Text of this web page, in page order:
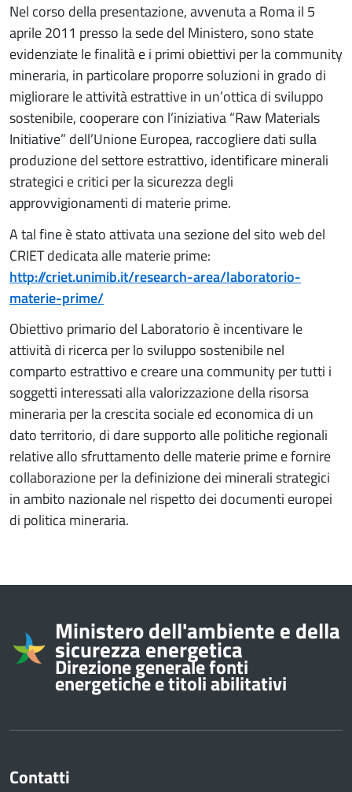
Nel corso della presentazione, avvenuta a Roma il 5
aprile 2011 presso la sede del Ministero, sono state
evidenziate le finalità e i primi obiettivi per la community
mineraria, in particolare proporre soluzioni in grado di
migliorare le attività estrattive in un’ottica di sviluppo
sostenibile, cooperare con l’iniziativa “Raw Materials
Initiative” dell’Unione Europea, raccogliere dati sulla
produzione del settore estrattivo, identificare minerali
strategici e critici per la sicurezza degli
approvvigionamenti di materie prime.
A tal fine è stato attivata una sezione del sito web del
CRIET dedicata alle materie prime:
http://criet.unimib.it/research-area/laboratorio-
materie-prime/
Obiettivo primario del Laboratorio è incentivare le
attività di ricerca per lo sviluppo sostenibile nel
comparto estrattivo e creare una community per tutti i
soggetti interessati alla valorizzazione della risorsa
mineraria per la crescita sociale ed economica di un
dato territorio, di dare supporto alle politiche regionali
relative allo sfruttamento delle materie prime e fornire
collaborazione per la definizione dei minerali strategici
in ambito nazionale nel rispetto dei documenti europei
di politica mineraria.
Informazioni su
Ministero dell'ambiente e della
sicurezza energetica
Direzione generale fonti
energetiche e titoli abilitativi
Contatti